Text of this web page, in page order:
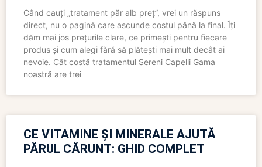
Când cauți „tratament păr alb preț”, vrei un răspuns
direct, nu o pagină care ascunde costul până la final. Îți
dăm mai jos prețurile clare, ce primești pentru fiecare
produs și cum alegi fără să plătești mai mult decât ai
nevoie. Cât costă tratamentul Sereni Capelli Gama
noastră are trei
CE VITAMINE ȘI MINERALE AJUTĂ
PĂRUL CĂRUNT: GHID COMPLET